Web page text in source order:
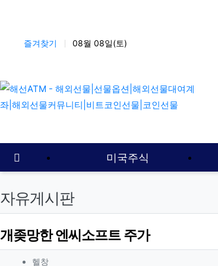
상단 네비
즐겨찾기 08월 08일(토)
메인 메뉴 미국주식
홈으로
자유게시판
개좆망한 엔씨소프트 주가
작성자 정보
헬창작성